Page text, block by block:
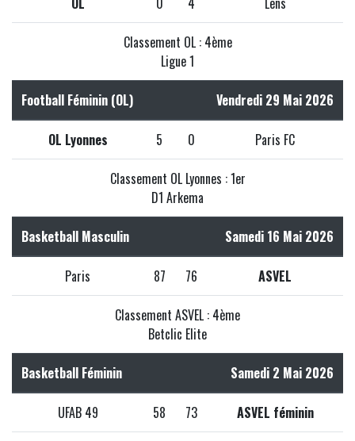
Classement OL : 4ème
Ligue 1
Football Féminin (OL) Vendredi 29 Mai 2026
OL Lyonnes 5 0 Paris FC
Classement OL Lyonnes : 1er
D1 Arkema
Basketball Masculin Samedi 16 Mai 2026
Paris 87 76 ASVEL
Classement ASVEL : 4ème
Betclic Elite
Basketball Féminin Samedi 2 Mai 2026
UFAB 49 58 73 ASVEL féminin